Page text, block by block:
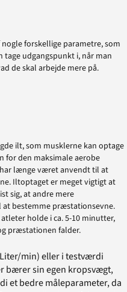
forskellige parametre, som
tage udgangspunkt i, når man
de skal arbejde mere på.
ilt, som musklerne kan optage
for den maksimale aerobe
længe været anvendt til at
Iltoptaget er meget vigtigt at
sig, at andre mere
at bestemme præstationsevne.
holde i ca. 5-10 minutter,
præstationen falder.
min) eller i testværdi
bærer sin egen kropsvægt,
et bedre måleparameter, da